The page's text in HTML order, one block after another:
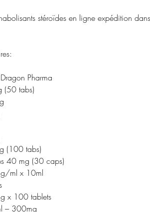
stéroïdes en ligne expédition
Pharma
(50 tabs)
(100 tabs)
40 mg (30 caps)
ml x 10ml
x 100 tablets
– 300mg